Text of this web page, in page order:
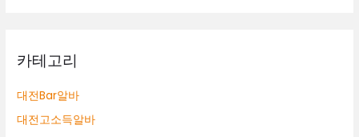
카테고리
대전Bar알바
대전고소득알바